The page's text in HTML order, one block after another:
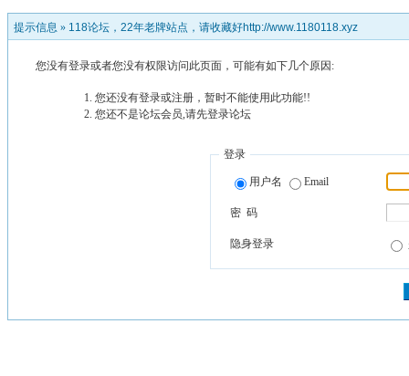
提示信息 » 118论坛，22年老牌站点，请收藏好http://www.1180118.xyz
您没有登录或者您没有权限访问此页面，可能有如下几个原因:
您还没有登录或注册，暂时不能使用此功能!!
您还不是论坛会员,请先登录论坛
登录
用户名 Email
密 码
隐身登录